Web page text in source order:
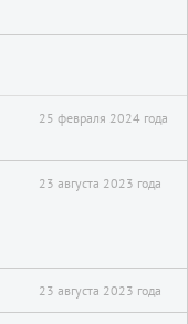
25 февраля 2024 года
23 августа 2023 года
23 августа 2023 года